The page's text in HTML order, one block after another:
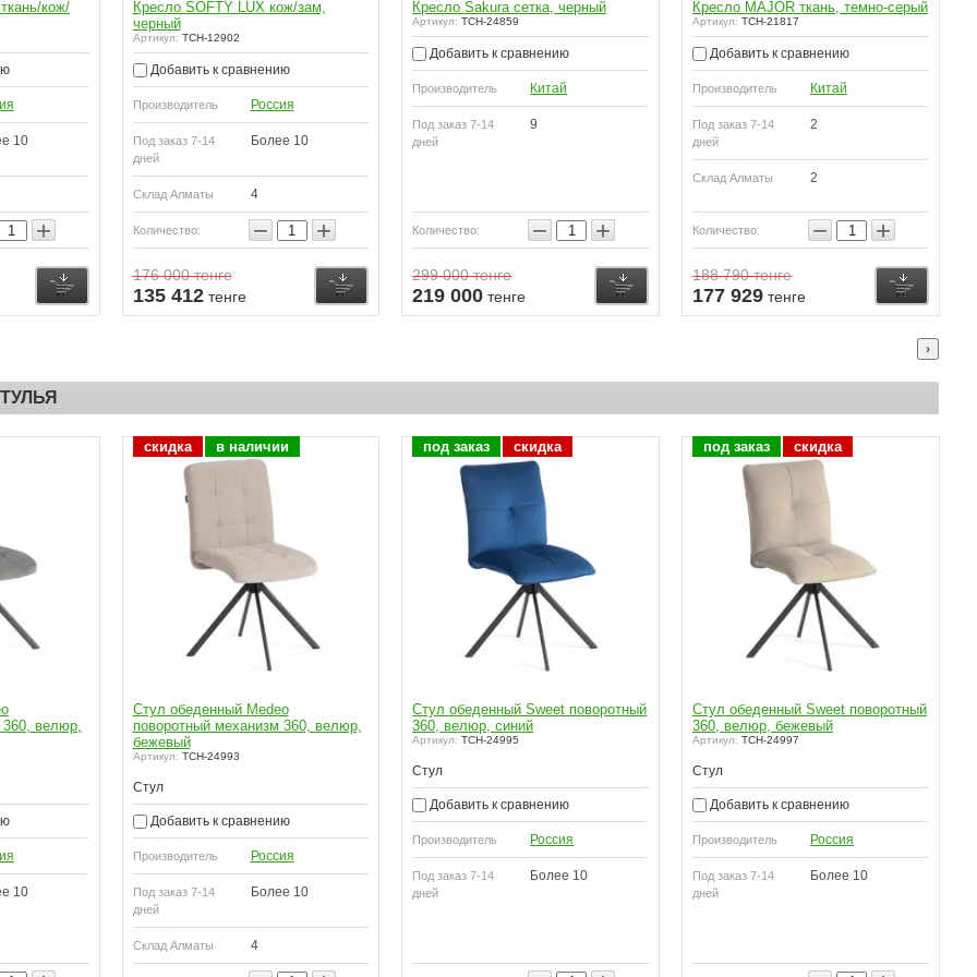
кож/
10
+
Кресло SOFTY LUX кож/зам,
черный
Артикул: TCH-12902
Добавить к сравнению
Производитель Россия
Под заказ 7-14
дней
Более 10
Склад Алматы 4
Количество: − +
176 000тенге
135 412тенге
Кресло Sakura сетка, черный
Артикул: TCH-24859
Добавить к сравнению
Производитель Китай
Под заказ 7-14
дней
9
Количество: − +
299 000тенге
219 000 тенге
Кресло MAJOR ткань, темно-серый
Артикул: TCH-21817
Добавить к сравнению
Производитель Китай
Под заказ 7-14
дней
2
Склад Алматы 2
Количество: − +
188 790тенге
177 929 тенге
Купить Купить Купить Купить
›
велюр,
10
скидка в наличии
Стул обеденный Medeo
поворотный механизм 360, велюр,
бежевый
Артикул: TCH-24993
Стул
Добавить к сравнению
Производитель Россия
Под заказ 7-14
дней
Более 10
Склад Алматы 4
под заказ скидка
Стул обеденный Sweet поворотный
360, велюр, синий
Артикул: TCH-24995
Стул
Добавить к сравнению
Производитель Россия
Под заказ 7-14
дней
Более 10
под заказ скидка
Стул обеденный Sweet поворотный
360, велюр, бежевый
Артикул: TCH-24997
Стул
Добавить к сравнению
Производитель Россия
Под заказ 7-14
дней
Более 10